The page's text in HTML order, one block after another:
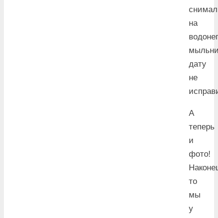
на
дату
не
А
теперь
и
фото!
то
мы
у